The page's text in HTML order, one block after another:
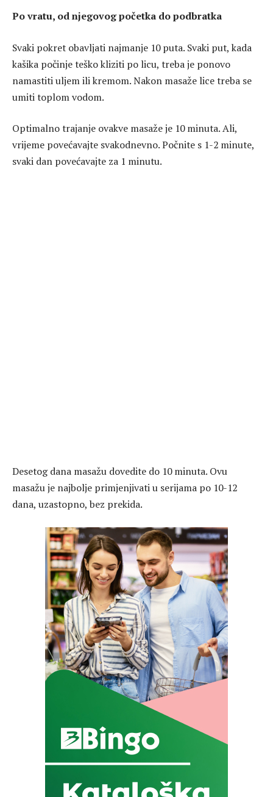
Po vratu, od njegovog početka do podbratka
Svaki pokret obavljati najmanje 10 puta. Svaki put, kada
kašika počinje teško kliziti po licu, treba je ponovo
namastiti uljem ili kremom. Nakon masaže lice treba se
umiti toplom vodom.
Optimalno trajanje ovakve masaže je 10 minuta. Ali,
vrijeme povećavajte svakodnevno. Počnite s 1-2 minute,
svaki dan povećavajte za 1 minutu.
Desetog dana masažu dovedite do 10 minuta. Ovu
masažu je najbolje primjenjivati u serijama po 10-12
dana, uzastopno, bez prekida.